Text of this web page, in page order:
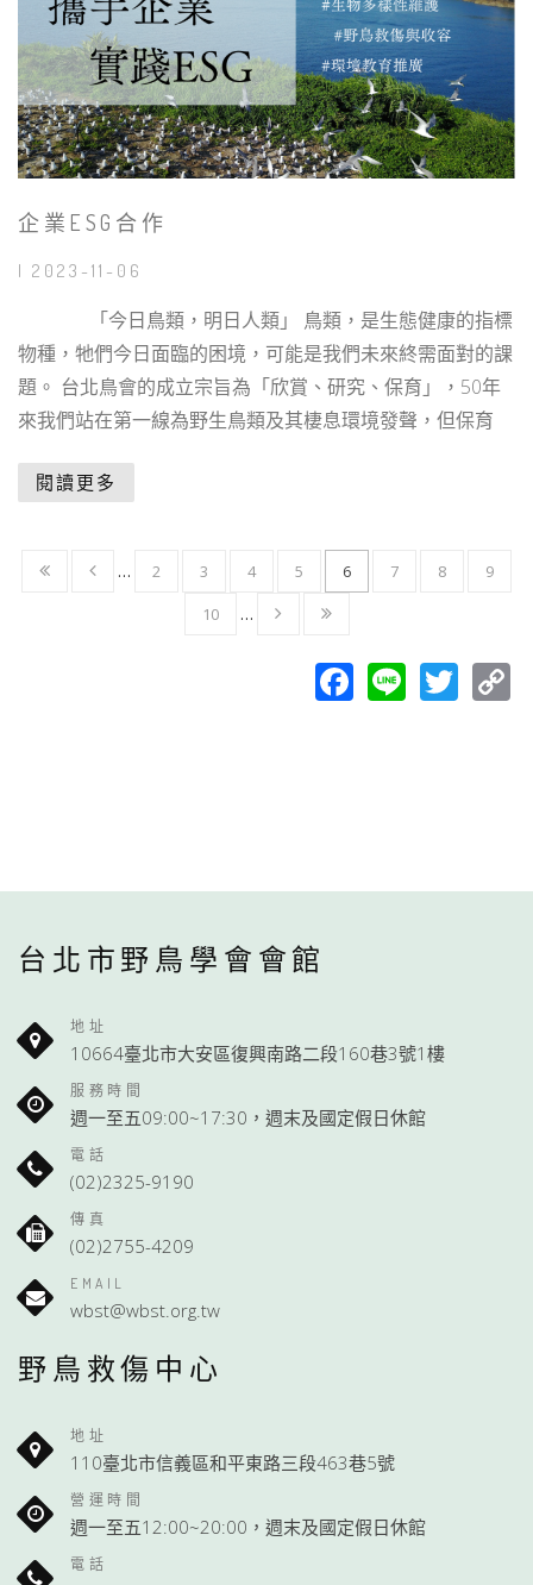
企業ESG合作
| 2023-11-06
「今日鳥類，明日人類」 鳥類，是生態健康的指標
物種，牠們今日面臨的困境，可能是我們未來終需面對的課
題。 台北鳥會的成立宗旨為「欣賞、研究、保育」，50年
來我們站在第一線為野生鳥類及其棲息環境發聲，但保育
閱讀更多
… 2 3 4 5 6 7 8
9
10
…
Facebook
Line
台北市野鳥學會會館
地址
10664臺北市大安區復興南路二段160巷3號1樓
服務時間
週一至五09:00~17:30，週末及國定假日休館
電話
(02)2325-9190
傳真
(02)2755-4209
EMAIL
wbst@wbst.org.tw
野鳥救傷中心
地址
110臺北市信義區和平東路三段463巷5號
營運時間
週一至五12:00~20:00，週末及國定假日休館
電話